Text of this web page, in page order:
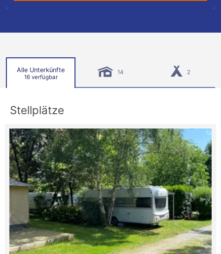
Alle Unterkünfte
16 verfügbar
14 2
Stellplätze